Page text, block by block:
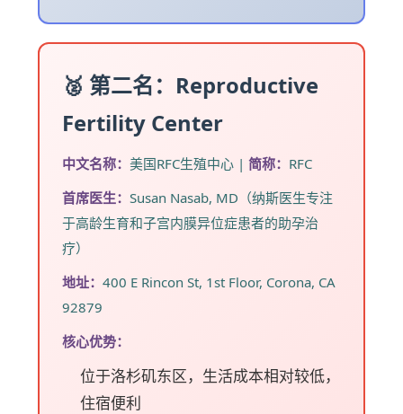
🥈 第二名：Reproductive
Fertility Center
中文名称：美国RFC生殖中心 |简称： RFC
首席医生：Susan Nasab, MD（纳斯医生专注
于高龄生育和子宫内膜异位症患者的助孕治
疗）
地址：400 E Rincon St, 1st Floor, Corona, CA
92879
核心优势：
位于洛杉矶东区，生活成本相对较低，
住宿便利